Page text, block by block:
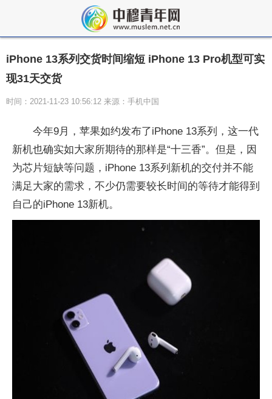
iPhone 13系列交货时间缩短 iPhone 13 Pro机型可实
现31天交货
时间：2021-11-23 10:56:12 来源：手机中国
今年9月，苹果如约发布了iPhone 13系列，这一代
新机也确实如大家所期待的那样是“十三香”。但是，因
为芯片短缺等问题，iPhone 13系列新机的交付并不能
满足大家的需求，不少仍需要较长时间的等待才能得到
自己的iPhone 13新机。